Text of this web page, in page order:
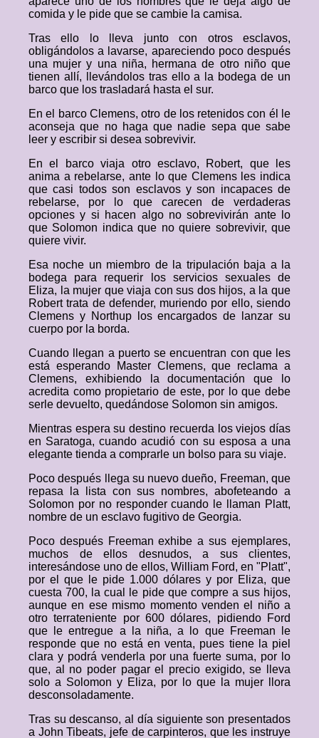
comida y le pide que se cambie la camisa.
Tras ello lo lleva junto con otros esclavos,
obligándolos a lavarse, apareciendo poco después
una mujer y una niña, hermana de otro niño que
tienen allí, llevándolos tras ello a la bodega de un
barco que los trasladará hasta el sur.
En el barco Clemens, otro de los retenidos con él le
aconseja que no haga que nadie sepa que sabe
leer y escribir si desea sobrevivir.
En el barco viaja otro esclavo, Robert, que les
anima a rebelarse, ante lo que Clemens les indica
que casi todos son esclavos y son incapaces de
rebelarse, por lo que carecen de verdaderas
opciones y si hacen algo no sobrevivirán ante lo
que Solomon indica que no quiere sobrevivir, que
quiere vivir.
Esa noche un miembro de la tripulación baja a la
bodega para requerir los servicios sexuales de
Eliza, la mujer que viaja con sus dos hijos, a la que
Robert trata de defender, muriendo por ello, siendo
Clemens y Northup los encargados de lanzar su
cuerpo por la borda.
Cuando llegan a puerto se encuentran con que les
está esperando Master Clemens, que reclama a
Clemens, exhibiendo la documentación que lo
acredita como propietario de este, por lo que debe
serle devuelto, quedándose Solomon sin amigos.
Mientras espera su destino recuerda los viejos días
en Saratoga, cuando acudió con su esposa a una
elegante tienda a comprarle un bolso para su viaje.
Poco después llega su nuevo dueño, Freeman, que
repasa la lista con sus nombres, abofeteando a
Solomon por no responder cuando le llaman Platt,
nombre de un esclavo fugitivo de Georgia.
Poco después Freeman exhibe a sus ejemplares,
muchos de ellos desnudos, a sus clientes,
interesándose uno de ellos, William Ford, en "Platt",
por el que le pide 1.000 dólares y por Eliza, que
cuesta 700, la cual le pide que compre a sus hijos,
aunque en ese mismo momento venden el niño a
otro terrateniente por 600 dólares, pidiendo Ford
que le entregue a la niña, a lo que Freeman le
responde que no está en venta, pues tiene la piel
clara y podrá venderla por una fuerte suma, por lo
que, al no poder pagar el precio exigido, se lleva
solo a Solomon y Eliza, por lo que la mujer llora
desconsoladamente.
Tras su descanso, al día siguiente son presentados
a John Tibeats, jefe de carpinteros, que les instruye